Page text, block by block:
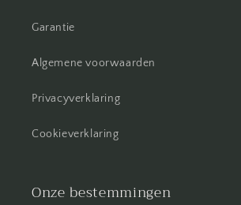
Garantie
Algemene voorwaarden
Privacyverklaring
Cookieverklaring
Onze bestemmingen